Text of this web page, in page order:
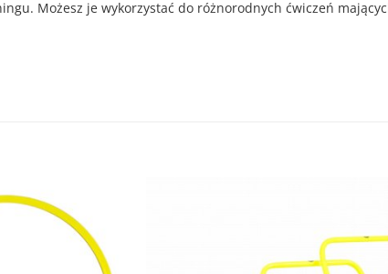
Możesz je wykorzystać do różnorodnych ćwiczeń